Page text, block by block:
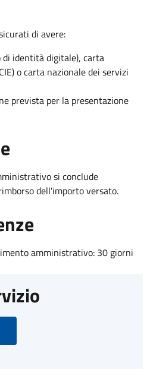
di avere:
di identità digitale), carta
o carta nazionale dei servizi
prevista per la presentazione
si conclude
dell'importo versato.
amministrativo: 30 giorni